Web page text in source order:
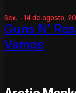
Sex. - 14 de agosto,
Guns N'
Vamps